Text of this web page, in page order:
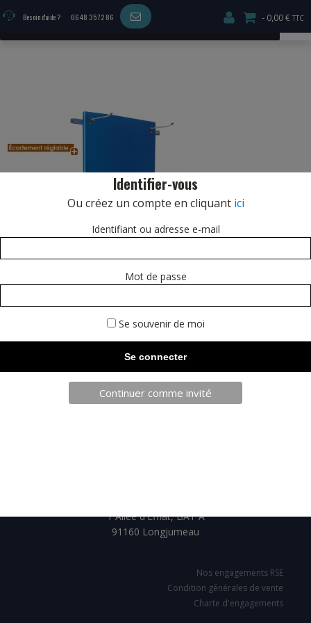
Besoin d'aide ? 06 48 35 72 86 0,00 €
MENU
1 Allée d'Effiat, BAT A
91160 Longjumeau
Nos engagements RSE
Condition générales de vente
Charte d'engagements
Identifier-vous
Ou créez un compte en cliquant ici
Identifiant ou adresse e-mail
Mot de passe
Se souvenir de moi
Continuer comme invité